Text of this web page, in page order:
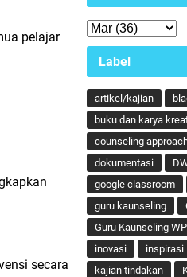
pelajar
secara
Label
artikel/kajian
buku dan karya
counseling
dokumentasi
google classroom
guru kaunseling
Guru Kaunseling
inovasi
inspirasi
kajian tindakan